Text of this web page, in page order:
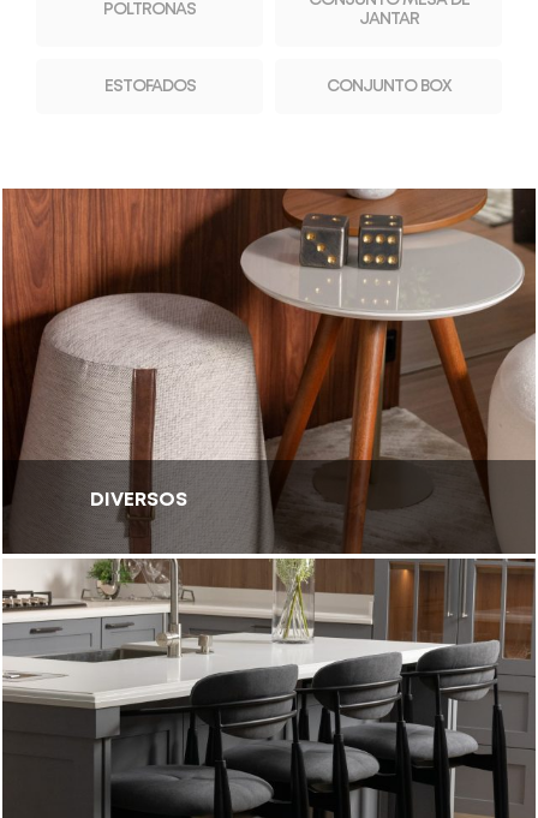
POLTRONAS
JANTAR
ESTOFADOS CONJUNTO BOX
DIVERSOS